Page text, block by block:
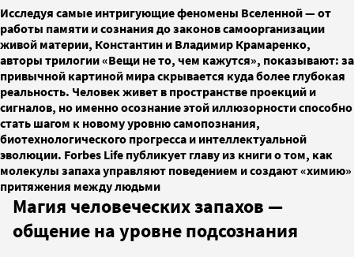
Исследуя самые интригующие феномены Вселенной — от
работы памяти и сознания до законов самоорганизации
живой материи, Константин и Владимир Крамаренко,
авторы трилогии «Вещи не то, чем кажутся», показывают: за
привычной картиной мира скрывается куда более глубокая
реальность. Человек живет в пространстве проекций и
сигналов, но именно осознание этой иллюзорности способно
стать шагом к новому уровню самопознания,
биотехнологического прогресса и интеллектуальной
эволюции. Forbes Life публикует главу из книги о том, как
молекулы запаха управляют поведением и создают «химию»
притяжения между людьми
Магия человеческих запахов —
общение на уровне подсознания